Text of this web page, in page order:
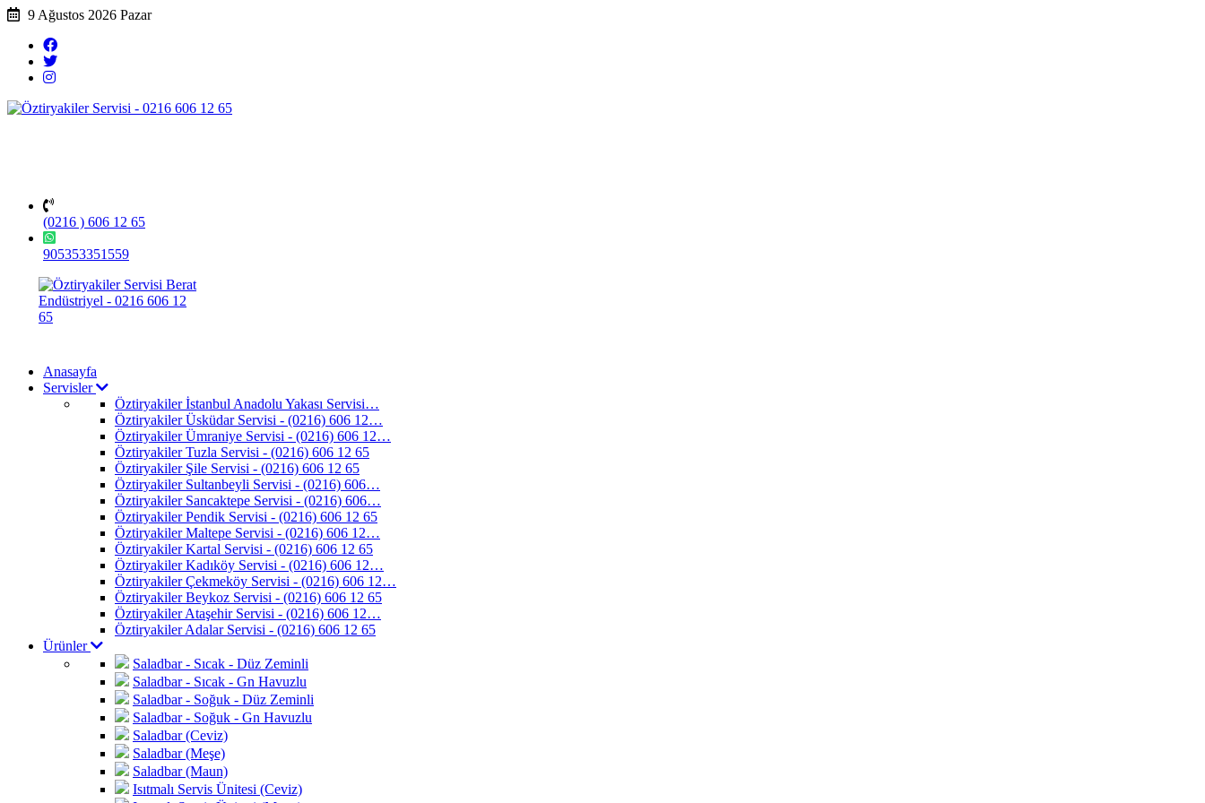
9 Ağustos 2026 Pazar
(0216 ) 606 12 65
905353351559
Anasayfa
Servisler
Öztiryakiler İstanbul Anadolu Yakası Servisi…
Öztiryakiler Üsküdar Servisi - (0216) 606 12…
Öztiryakiler Ümraniye Servisi - (0216) 606 12…
Öztiryakiler Tuzla Servisi - (0216) 606 12 65
Öztiryakiler Şile Servisi - (0216) 606 12 65
Öztiryakiler Sultanbeyli Servisi - (0216) 606…
Öztiryakiler Sancaktepe Servisi - (0216) 606…
Öztiryakiler Pendik Servisi - (0216) 606 12 65
Öztiryakiler Maltepe Servisi - (0216) 606 12…
Öztiryakiler Kartal Servisi - (0216) 606 12 65
Öztiryakiler Kadıköy Servisi - (0216) 606 12…
Öztiryakiler Çekmeköy Servisi - (0216) 606 12…
Öztiryakiler Beykoz Servisi - (0216) 606 12 65
Öztiryakiler Ataşehir Servisi - (0216) 606 12…
Öztiryakiler Adalar Servisi - (0216) 606 12 65
Ürünler
Saladbar - Sıcak - Düz Zeminli
Saladbar - Sıcak - Gn Havuzlu
Saladbar - Soğuk - Düz Zeminli
Saladbar - Soğuk - Gn Havuzlu
Saladbar (Ceviz)
Saladbar (Meşe)
Saladbar (Maun)
Isıtmalı Servis Ünitesi (Ceviz)